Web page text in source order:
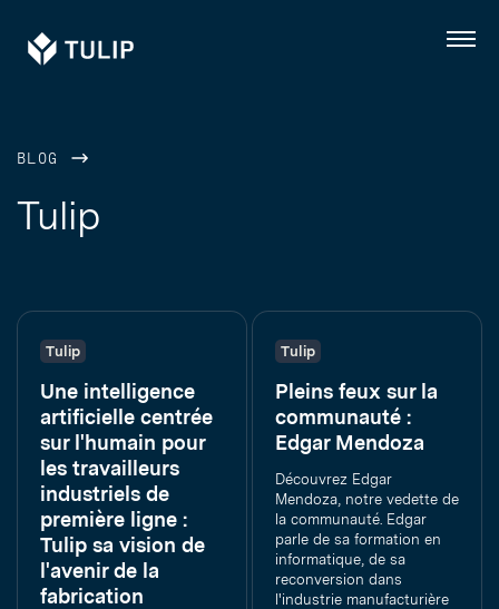
Tulip Menu
BLOG
Tulip
Tulip
Une intelligence
artificielle centrée
sur l'humain pour
les travailleurs
industriels de
première ligne :
Tulip sa vision de
l'avenir de la
fabrication
Tulip
Pleins feux sur la
communauté :
Edgar Mendoza
Découvrez Edgar
Mendoza, notre vedette de
la communauté. Edgar
parle de sa formation en
informatique, de sa
reconversion dans
l'industrie manufacturière